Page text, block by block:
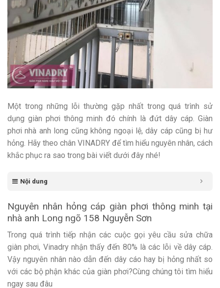
Một trong những lỗi thường gặp nhất trong quá trình sử
dụng giàn phơi thông minh đó chính là đứt dây cáp. Giàn
phơi nhà anh long cũng không ngoại lệ, dây cáp cũng bị hư
hỏng. Hãy theo chân VINADRY để tìm hiểu nguyên nhân, cách
khắc phục ra sao trong bài viết dưới đây nhé!
Nội dung
Nguyên nhân hỏng cáp giàn phơi thông minh tại
nhà anh Long ngõ 158 Nguyễn Sơn
Trong quá trình tiếp nhận các cuộc gọi yêu cầu sửa chữa
giàn phơi, Vinadry nhận thấy đến 80% là các lỗi về dây cáp.
Vậy nguyên nhân nào dẫn đến dây cáo hay bị hỏng nhất so
với các bộ phận khác của giàn phơi?Cùng chúng tôi tìm hiểu
ngay sau đâu